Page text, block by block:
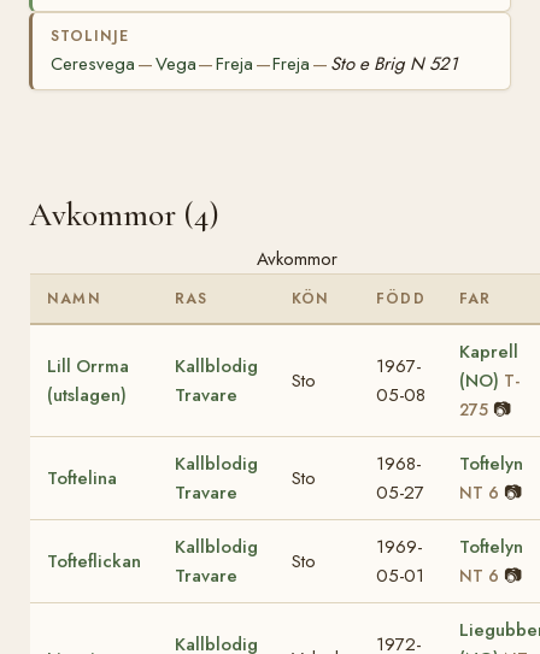
STOLINJE
Ceresvega —Vega—Freja —Freja — Sto e Brig N 521
Avkommor (4)
Avkommor
NAMN RAS KÖN FÖDD FAR
Lill Orrma
(utslagen)
Kallblodig
Travare
Sto
1967-
05-08
Kaprell
(NO) T-
275 📷
Toftelina
Kallblodig
Travare
Sto
1968-
05-27
Toftelyn
NT 6 📷
Tofteflickan
Kallblodig
Travare
Sto
1969-
05-01
Toftelyn
NT 6 📷
Kallblodig
1972-